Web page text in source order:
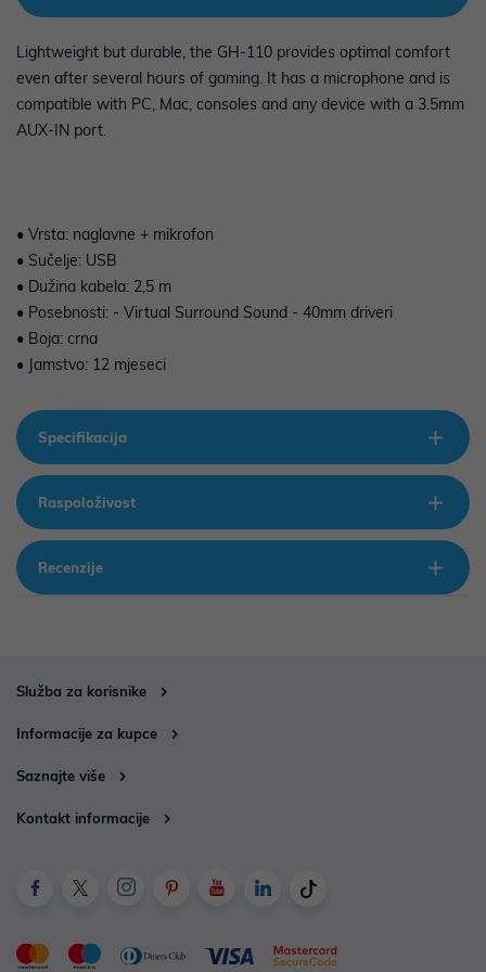
Lightweight but durable, the GH-110 provides optimal comfort
even after several hours of gaming. It has a microphone and is
compatible with PC, Mac, consoles and any device with a 3.5mm
AUX-IN port.
• Vrsta: naglavne + mikrofon
• Sučelje: USB
• Dužina kabela: 2,5 m
• Posebnosti: - Virtual Surround Sound - 40mm driveri
• Boja: crna
• Jamstvo: 12 mjeseci
Specifikacija
Raspoloživost
Recenzije
Služba za korisnike
Informacije za kupce
Saznajte više
Kontakt informacije